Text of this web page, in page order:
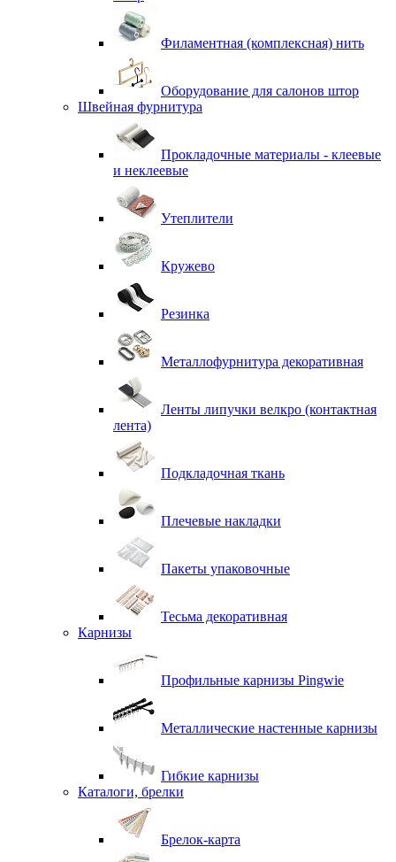
Филаментная (комплексная) нить
Оборудование для салонов штор
Швейная фурнитура
Прокладочные материалы - клеевые
и неклеевые
Утеплители
Кружево
Резинка
Металлофурнитура декоративная
Ленты липучки велкро (контактная
лента)
Подкладочная ткань
Плечевые накладки
Пакеты упаковочные
Тесьма декоративная
Карнизы
Профильные карнизы Pingwie
Металлические настенные карнизы
Гибкие карнизы
Каталоги, брелки
Брелок-карта